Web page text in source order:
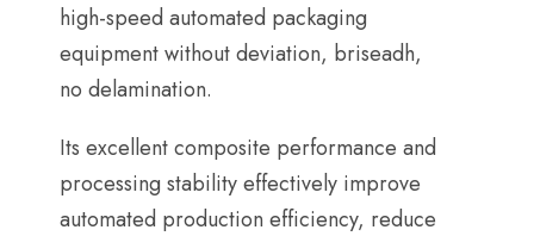
high-speed automated packaging
equipment without deviation, briseadh,
no delamination.
Its excellent composite performance and
processing stability effectively improve
automated production efficiency, reduce